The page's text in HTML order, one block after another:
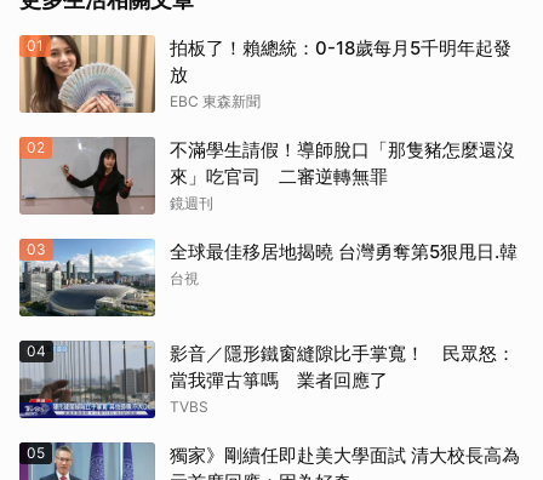
01
拍板了！賴總統：0-18歲每月5千明年起發
放
EBC 東森新聞
02
不滿學生請假！導師脫口「那隻豬怎麼還沒
來」吃官司 二審逆轉無罪
鏡週刊
03 全球最佳移居地揭曉 台灣勇奪第5狠甩日.韓
台視
04
影音／隱形鐵窗縫隙比手掌寬！ 民眾怒：
當我彈古箏嗎 業者回應了
TVBS
05
獨家》剛續任即赴美大學面試 清大校長高為